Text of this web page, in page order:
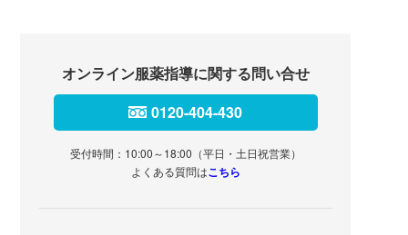
オンライン服薬指導に関する問い合せ
0120-404-430
受付時間：10:00～18:00（平日・土日祝営業）
よくある質問はこちら